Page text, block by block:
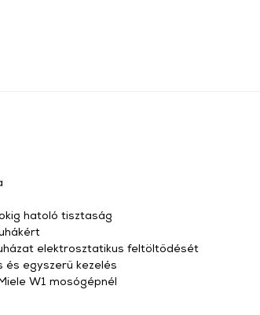
hatoló tisztaság
elektrosztatikus feltöltődését
és egyszerű kezelés
W1 mosógépnél